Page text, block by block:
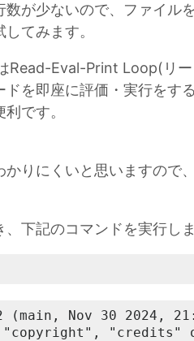
数が少ないので、ファイル
てみます。
Read-Eval-Print Loop(リ
ドを即座に評価・実行をす
です。
かりにくいと思いますの
下記のコマンドを実行しま
(main, Nov 30 2024,
"copyright", "credits"